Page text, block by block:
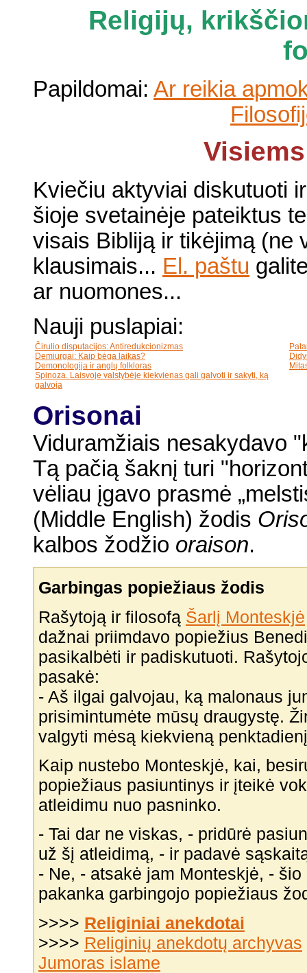
Religijų,
Papildomai: Ar reikia
Kviečiu aktyviai diskutuoti
šioje svetainėje pateiktus
visais Bibliją ir tikėjimą (ne
klausimais... El. paštu
ar nuomones...
Nauji puslapiai:
Čirulio disputacijos: Antiredukcionizmas
Demiurgai: Kaip bėga laikas?
Demonologija ir anglų folkloras
Spinoza. Laisvoje valstybėje kiekvienas gali galvoti ir sakyti, ką
galvoja
Orisonai
Viduramžiais nesakydavo
Tą pačią šaknį turi
vėliau įgavo prasmė
(Middle English) žodis
kalbos žodžio oraison.
Garbingas popiežiaus žodis
Rašytoją ir filosofą Šarlį Monteskjė
dažnai priimdavo popiežius
pasikalbėti ir padiskutuoti.
pasakė:
- Aš ilgai galvojau, ką malonaus
prisimintumėte mūsų draugystę.
valgyti mėsą kiekvieną
Kaip nustebo Monteskjė, kai,
popiežiaus pasiuntinys ir įteikė
atleidimu nuo pasninko.
- Tai dar ne viskas, - pridūrė
už šį atleidimą, - ir padavė
- Ne, - atsakė jam Monteskjė, -
pakanka garbingojo popiežiaus
>>>> Religiniai anekdotai
>>>> Religinių anekdotų archyvas
Jumoras islame